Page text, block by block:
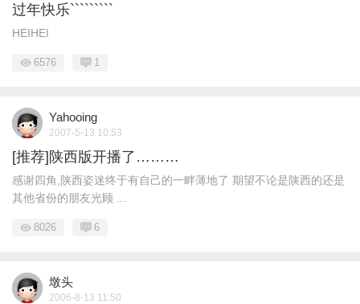
过年快乐`````````
HEIHEI
6576 1
Yahooing
2007-5-13 10:53
[推荐]陕西版开播了………
感谢四角,陕西姿迷终于有自己的一畔薄地了 期望不论是陕西的还是
其他省份的朋友光顾 ...
8026 6
墩头
2006-8-13 11:50